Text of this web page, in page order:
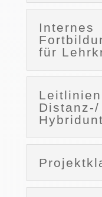
Internes
für
Distanz-/